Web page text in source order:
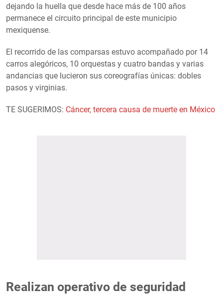
dejando la huella que desde hace más de 100 años
permanece el circuito principal de este municipio
mexiquense.
El recorrido de las comparsas estuvo acompañado por 14
carros alegóricos, 10 orquestas y cuatro bandas y varias
andancias que lucieron sus coreografías únicas: dobles
pasos y virginias.
TE SUGERIMOS: Cáncer, tercera causa de muerte en México
Realizan operativo de seguridad